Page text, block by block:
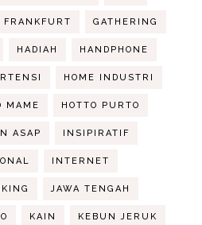
FRANKFURT GATHERING
HADIAH HANDPHONE
HOME INDUSTRI
MAME HOTTO PURTO
ASAP INSIPIRATIF
INTERNET
JAWA TENGAH
KAIN KEBUN JERUK